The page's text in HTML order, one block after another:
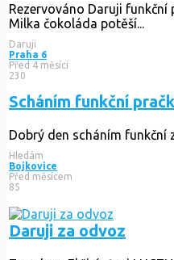
Rezervováno Daruji funkční
Milka čokoláda potěší...
Daruji
Praha 6
Před 4 měsíci
230
Scháním funkční
Dobrý den scháním
Hledám
Bojkovice
Před měsícem
85
Daruji za odvoz